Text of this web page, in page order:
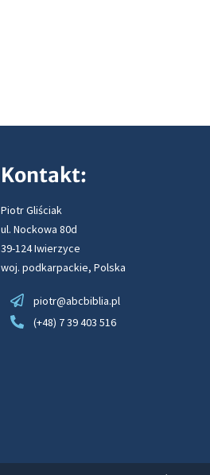
Kontakt:
Piotr Gliściak
ul. Nockowa 80d
39-124 Iwierzyce
woj. podkarpackie, Polska
piotr@abcbiblia.pl
(+48) 7 39 403 516